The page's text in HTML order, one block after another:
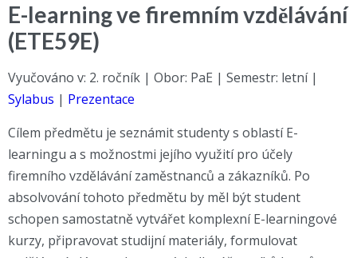
E-learning ve firemním vzdělávání
(ETE59E)
Vyučováno v: 2. ročník | Obor: PaE | Semestr: letní |
Sylabus | Prezentace
Cílem předmětu je seznámit studenty s oblastí E-
learningu a s možnostmi jejího využití pro účely
firemního vzdělávání zaměstnanců a zákazníků. Po
absolvování tohoto předmětu by měl být student
schopen samostatně vytvářet komplexní E-learningové
kurzy, připravovat studijní materiály, formulovat